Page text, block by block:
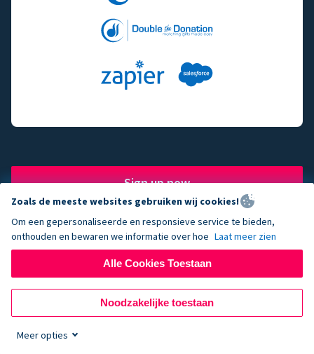
Sign up now
The fundraising engine of
choice for successful
Zoals de meeste websites gebruiken wij cookies!
Om een gepersonaliseerde en responsieve service te bieden,
onthouden en bewaren we informatie over hoe Laat meer zien
Alle Cookies Toestaan
Noodzakelijke toestaan
Meer opties